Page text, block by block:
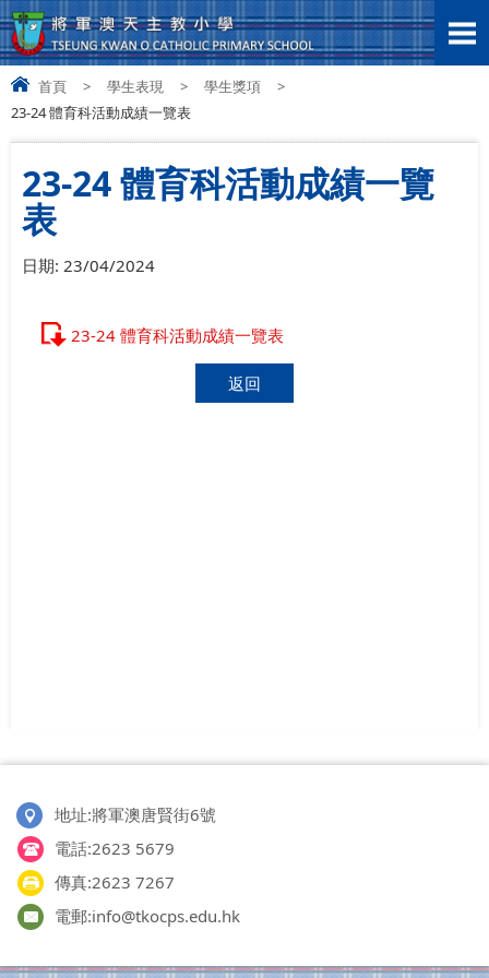
首頁 > 學生表現 > 學生獎項
>
23-24 體育科活動成績一覽表
23-24 體育科活動成績一覽
表
日期: 23/04/2024
23-24 體育科活動成績一覽表
返回
地址:將軍澳唐賢街6號
電話:2623 5679
傳真:2623 7267
電郵:info@tkocps.edu.hk